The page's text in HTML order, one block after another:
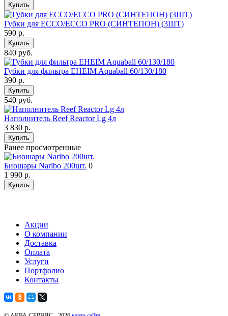
Купить
Губки для ECCO/ECCO PRO (СИНТЕПОН) (3ШТ)
590 р.
Купить
840 руб.
Губки для фильтра EHEIM Aquaball 60/130/180
390 р.
Купить
540 руб.
Наполнитель Reef Reactor Lg 4л
3 830 р.
Купить
Ранее просмотренные
Биошары Naribo 200шт. 0
1 990 р.
Купить
Акции
О компании
Доставка
Оплата
Услуги
Портфолио
Контакты